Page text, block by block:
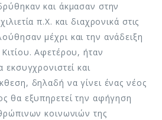
και άκμασαν στην
π.Χ. και διαχρονικά στις
μέχρι και την ανάδειξη
Αφετέρου, ήταν
εκσυγχρονιστεί και
δηλαδή να γίνει ένας νέος
θα εξυπηρετεί την αφήγηση
κοινωνιών της